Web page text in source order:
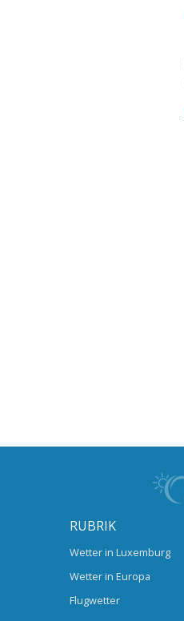
RUBRIK
Wetter in Luxemburg
Wetter in Europa
Flugwetter